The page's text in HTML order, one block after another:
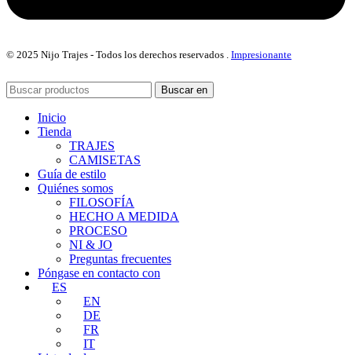
© 2025 Nijo Trajes - Todos los derechos reservados . Impresionante
Buscar en
Inicio
Tienda
TRAJES
CAMISETAS
Guía de estilo
Quiénes somos
FILOSOFÍA
HECHO A MEDIDA
PROCESO
NI & JO
Preguntas frecuentes
Póngase en contacto con
ES
EN
DE
FR
IT